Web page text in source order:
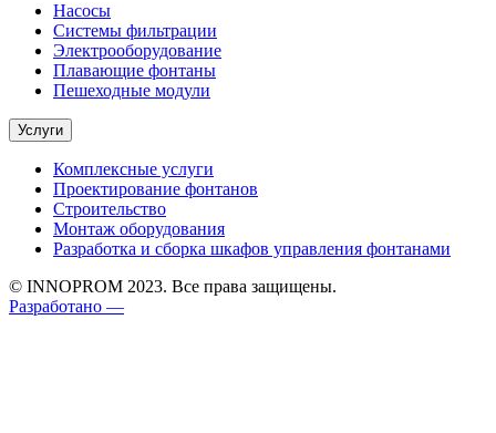
Насосы
Системы фильтрации
Электрооборудование
Плавающие фонтаны
Пешеходные модули
Услуги
Комплексные услуги
Проектирование фонтанов
Строительство
Монтаж оборудования
Разработка и сборка шкафов управления фонтанами
© INNOPROM 2023. Все права защищены.
Разработано —